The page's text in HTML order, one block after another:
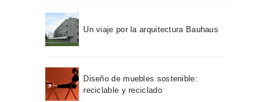
Un viaje por la arquitectura Bauhaus
Diseño de muebles sostenible:
reciclable y reciclado